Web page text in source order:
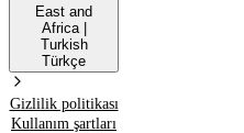
East and
Africa|
Turkish
Türkçe
Gizlilik politikası
Kullanım şartları